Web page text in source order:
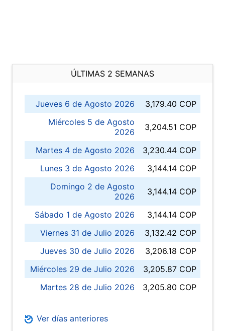
ÚLTIMAS 2 SEMANAS
Jueves 6 de Agosto 2026
3,179.40 COP
Miércoles 5 de Agosto
2026
3,204.51 COP
Martes 4 de Agosto 2026
3,230.44 COP
Lunes 3 de Agosto 2026
3,144.14 COP
Domingo 2 de Agosto
2026
3,144.14 COP
Sábado 1 de Agosto 2026
3,144.14 COP
Viernes 31 de Julio 2026
3,132.42 COP
Jueves 30 de Julio 2026
3,206.18 COP
Miércoles 29 de Julio 2026
3,205.87 COP
Martes 28 de Julio 2026
3,205.80 COP
Ver días anteriores